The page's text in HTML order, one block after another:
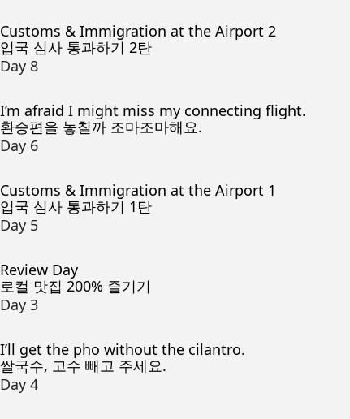
Customs & Immigration at the Airport 2
입국 심사 통과하기 2탄
Day 8
I’m afraid I might miss my connecting flight.
환승편을 놓칠까 조마조마해요.
Day 6
Customs & Immigration at the Airport 1
입국 심사 통과하기 1탄
Day 5
Review Day
로컬 맛집 200% 즐기기
Day 3
I’ll get the pho without the cilantro.
쌀국수, 고수 빼고 주세요.
Day 4